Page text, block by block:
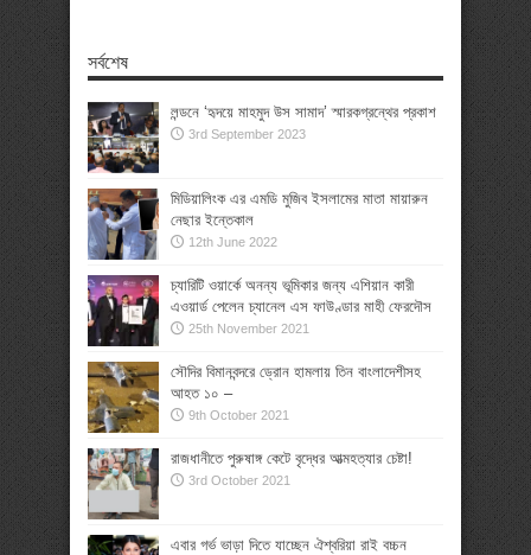
সর্বশেষ
লন্ডনে ‘হৃদয়ে মাহমুদ উস সামাদ’ স্মারকগ্রন্থের প্রকাশ
3rd September 2023
মিডিয়ালিংক এর এমডি মুজিব ইসলামের মাতা মায়ারুন
নেছার ইন্তেকাল
12th June 2022
চ্যারিটি ওয়ার্কে অনন্য ভূমিকার জন্য এশিয়ান কারী
এওয়ার্ড পেলেন চ্যানেল এস ফাউণ্ডার মাহী ফেরদৌস
25th November 2021
সৌদির বিমানবন্দরে ড্রোন হামলায় তিন বাংলাদেশীসহ
আহত ১০ –
9th October 2021
রাজধানীতে পুরুষাঙ্গ কেটে বৃদ্ধের আত্মহত্যার চেষ্টা!
3rd October 2021
এবার গর্ভ ভাড়া দিতে যাচ্ছেন ঐশ্বরিয়া রাই বচ্চন